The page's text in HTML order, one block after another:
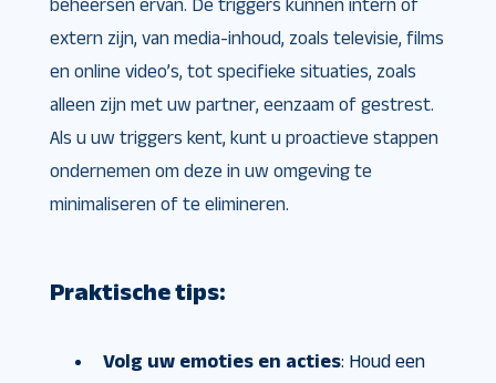
beheersen ervan. De triggers kunnen intern of
extern zijn, van media-inhoud, zoals televisie, films
en online video’s, tot specifieke situaties, zoals
alleen zijn met uw partner, eenzaam of gestrest.
Als u uw triggers kent, kunt u proactieve stappen
ondernemen om deze in uw omgeving te
minimaliseren of te elimineren.
Praktische tips:
Volg uw emoties en acties: Houd een